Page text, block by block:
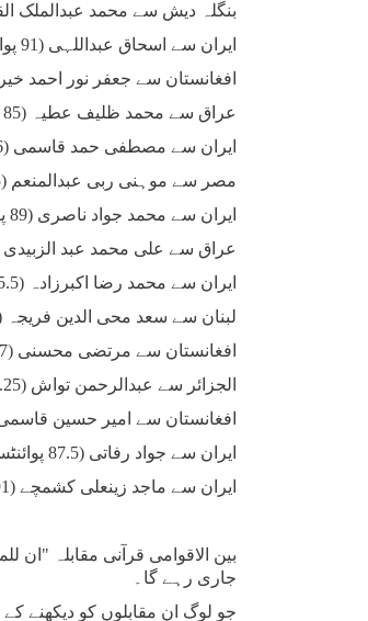
بنگلہ دیش سے محمد عبدالملک القاری (81
ایران سے اسحاق عبداللہی (91 پوائنٹس)
افغانستان سے جعفر نور احمد خیرپور (80.5
عراق سے محمد ظلیف عطیہ (85 پوائنٹس)
ایران سے مصطفی حمد قاسمی (86 پوائنٹس)
مصر سے موہنی ربی عبدالمنعم (86.5 پوائنٹس)
ایران سے محمد جواد ناصری (89 پوائنٹس)
عراق سے علی محمد عبد الزبیدی (87
ایران سے محمد رضا اکبرزادہ (85.5 پوائنٹس)
لبنان سے سعد محی الدین فریجہ (91.5
افغانستان سے مرتضی محسنی (87 پوائنٹس)
الجزائر سے عبدالرحمن تواش (87.25 پوائنٹس)
افغانستان سے امیر حسین قاسمی (80.5
ایران سے جواد رفاتی (87.5 پوائنٹس)
ایران سے ماجد زینعلی کشمچے (91 پوائنٹس)
بین الاقوامی قرآنی مقابلہ
جاری رہے گا۔